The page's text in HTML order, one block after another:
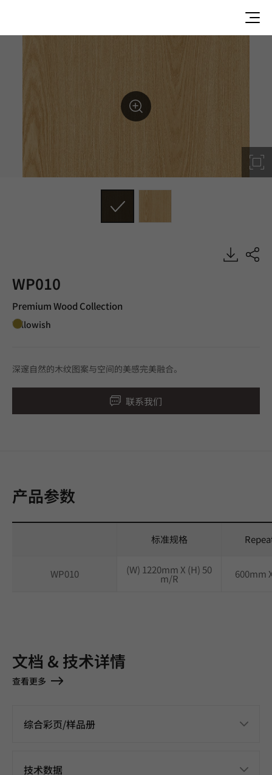
WP010
Premium Wood Collection
Yellowish
深邃自然的木纹图案与空间的美感完美融合。
联系我们
产品参数
标准规格
WP010 (W) 1220mm X (H) 50
m/R 600mm
文档 & 技术详情
查看更多
综合彩页/样品册
技术数据